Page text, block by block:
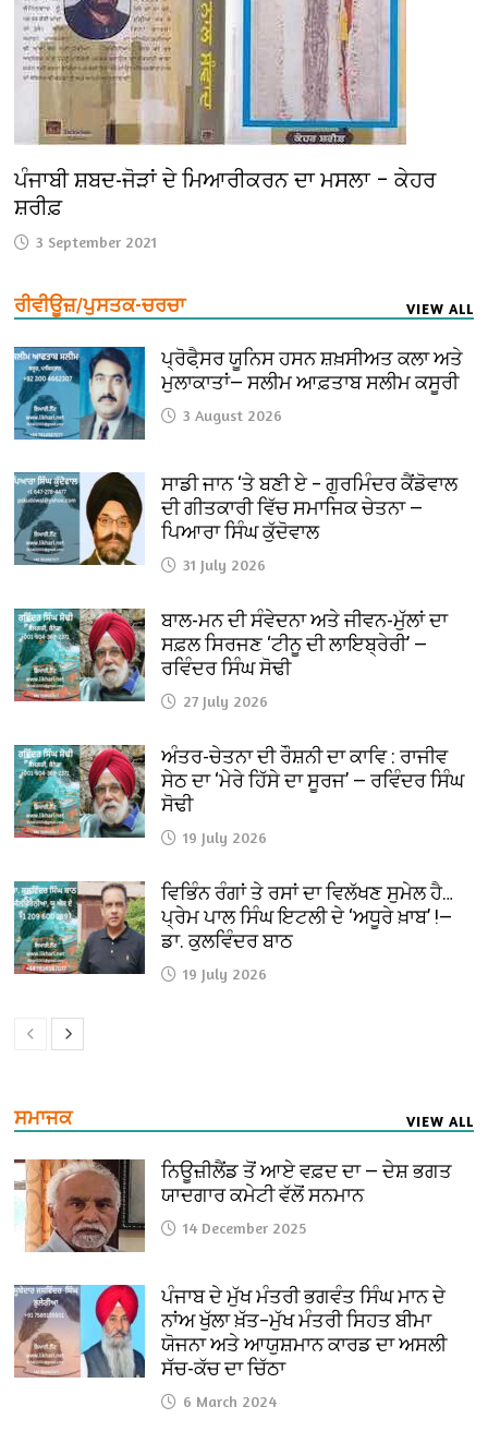
ਪੰਜਾਬੀ ਸ਼ਬਦ-ਜੋੜਾਂ ਦੇ ਮਿਆਰੀਕਰਨ ਦਾ ਮਸਲਾ – ਕੇਹਰ
ਸ਼ਰੀਫ਼
3 September 2021
ਰੀਵੀਊਜ਼/ਪੁਸਤਕ-ਚਰਚਾ VIEW ALL
ਪ੍ਰੋਫੈ਼ਸਰ ਯੂਨਿਸ ਹਸਨ ਸ਼ਖ਼ਸੀਅਤ ਕਲਾ ਅਤੇ
ਮੁਲਾਕਾਤਾਂ— ਸਲੀਮ ਆਫ਼ਤਾਬ ਸਲੀਮ ਕਸੂਰੀ
3 August 2026
ਸਾਡੀ ਜਾਨ ‘ਤੇ ਬਣੀ ਏ – ਗੁਰਮਿੰਦਰ ਕੈਂਡੋਵਾਲ
ਦੀ ਗੀਤਕਾਰੀ ਵਿੱਚ ਸਮਾਜਿਕ ਚੇਤਨਾ —
ਪਿਆਰਾ ਸਿੰਘ ਕੁੱਦੋਵਾਲ
31 July 2026
ਬਾਲ-ਮਨ ਦੀ ਸੰਵੇਦਨਾ ਅਤੇ ਜੀਵਨ-ਮੁੱਲਾਂ ਦਾ
ਸਫ਼ਲ ਸਿਰਜਣ ‘ਟੀਨੂ ਦੀ ਲਾਇਬ੍ਰੇਰੀ’ —
ਰਵਿੰਦਰ ਸਿੰਘ ਸੋਢੀ
27 July 2026
ਅੰਤਰ-ਚੇਤਨਾ ਦੀ ਰੌਸ਼ਨੀ ਦਾ ਕਾਵਿ : ਰਾਜੀਵ
ਸੇਠ ਦਾ ‘ਮੇਰੇ ਹਿੱਸੇ ਦਾ ਸੂਰਜ’ — ਰਵਿੰਦਰ ਸਿੰਘ
ਸੋਢੀ
19 July 2026
ਵਿਭਿੰਨ ਰੰਗਾਂ ਤੇ ਰਸਾਂ ਦਾ ਵਿਲੱਖਣ ਸੁਮੇਲ ਹੈ…
ਪ੍ਰੇਮ ਪਾਲ ਸਿੰਘ ਇਟਲੀ ਦੇ ‘ਅਧੂਰੇ ਖ਼ਾਬ’ !—
ਡਾ. ਕੁਲਵਿੰਦਰ ਬਾਠ
19 July 2026
ਸਮਾਜਕ VIEW ALL
ਨਿਊਜ਼ੀਲੈਂਡ ਤੋਂ ਆਏ ਵਫ਼ਦ ਦਾ — ਦੇਸ਼ ਭਗਤ
ਯਾਦਗਾਰ ਕਮੇਟੀ ਵੱਲੋਂ ਸਨਮਾਨ
14 December 2025
ਪੰਜਾਬ ਦੇ ਮੁੱਖ ਮੰਤਰੀ ਭਗਵੰਤ ਸਿੰਘ ਮਾਨ ਦੇ
ਨਾਂਅ ਖੁੱਲਾ ਖ਼ੱਤ–ਮੁੱਖ ਮੰਤਰੀ ਸਿਹਤ ਬੀਮਾ
ਯੋਜਨਾ ਅਤੇ ਆਯੁਸ਼ਮਾਨ ਕਾਰਡ ਦਾ ਅਸਲੀ
ਸੱਚ-ਕੱਚ ਦਾ ਚਿੱਠਾ
6 March 2024